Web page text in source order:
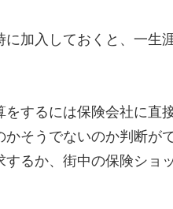
に加入しておくと、一生
するには保険会社に直
かそうでないのか判断が
するか、街中の保険ショ